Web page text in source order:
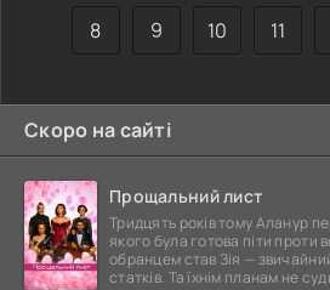
8 9 10 11
Скоро на сайті
Прощальний лист
Тридцять років тому Аланур
якого була готова піти проти
обранцем став Зія —
статків. Та їхнім планам не